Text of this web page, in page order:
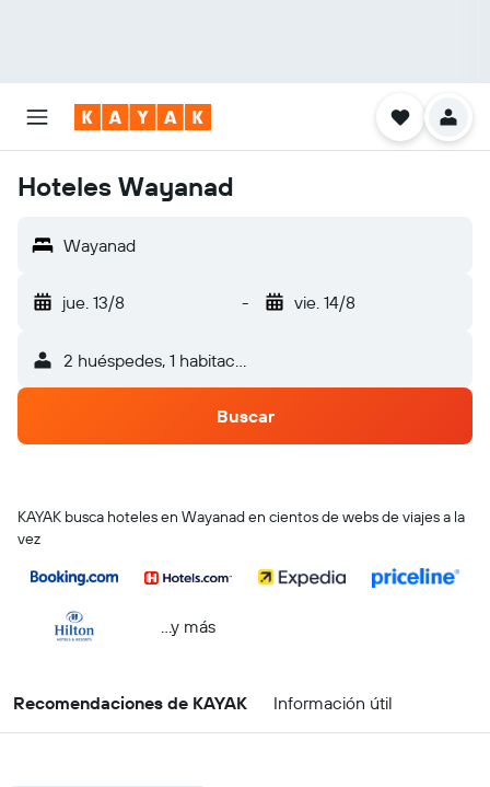
Hoteles Wayanad
Wayanad
jue. 13/8 - vie. 14/8
2 huéspedes, 1 habitación
Buscar
KAYAK busca hoteles en Wayanad en cientos de webs de viajes a la
vez
...y más
Recomendaciones de KAYAK Información útil